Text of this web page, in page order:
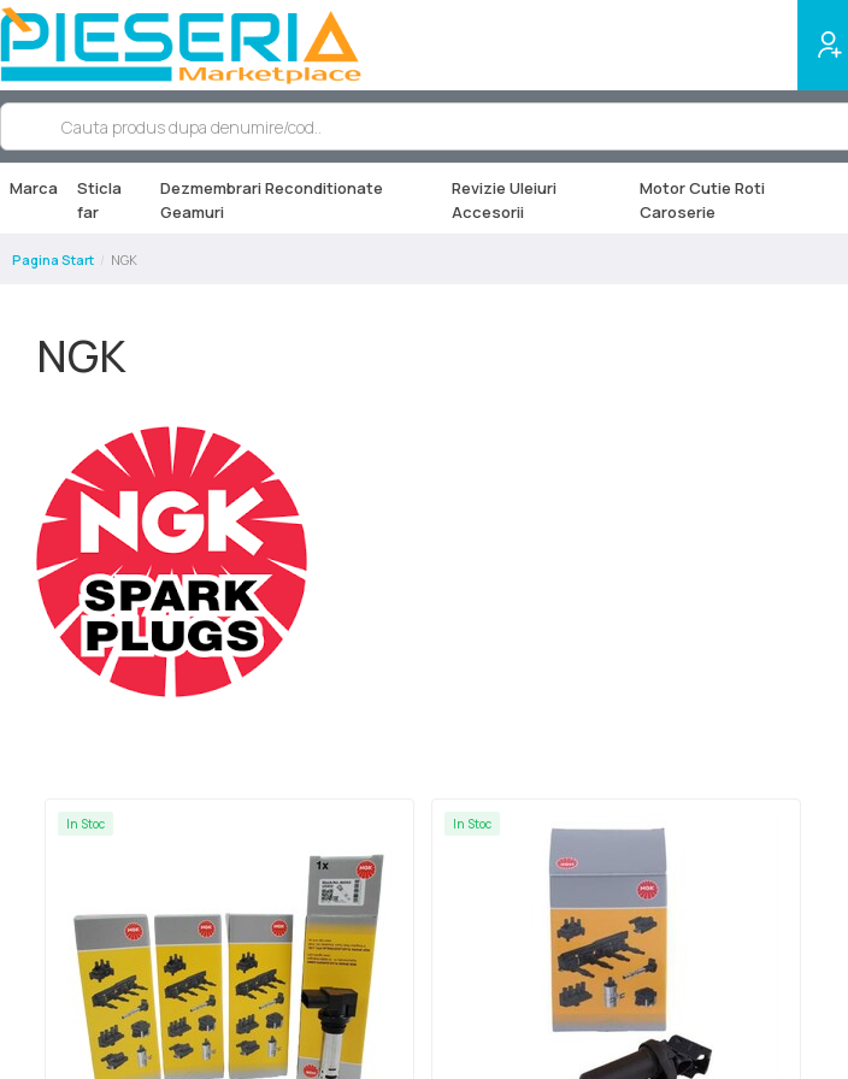
Marca
Sticla
far
Dezmembrari Reconditionate
Geamuri
Revizie Uleiuri
Accesorii
Motor Cutie Roti
Caroserie
Pagina Start NGK
NGK
In Stoc In Stoc